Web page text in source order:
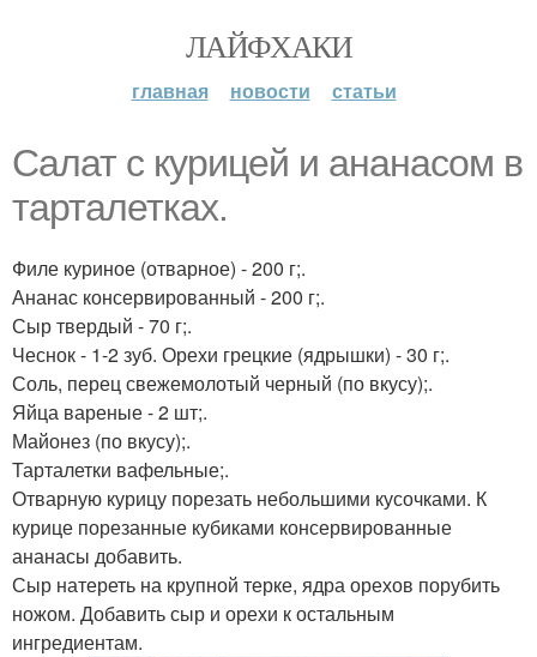
ЛАЙФХАКИ
главная новости статьи
Салат с курицей и ананасом в
тарталетках.
Филе куриное (отварное) - 200 г;.
Ананас консервированный - 200 г;.
Сыр твердый - 70 г;.
Чеснок - 1-2 зуб. Орехи грецкие (ядрышки) - 30 г;.
Соль, перец свежемолотый черный (по вкусу);.
Яйца вареные - 2 шт;.
Майонез (по вкусу);.
Тарталетки вафельные;.
Отварную курицу порезать небольшими кусочками. К
курице порезанные кубиками консервированные
ананасы добавить.
Сыр натереть на крупной терке, ядра орехов порубить
ножом. Добавить сыр и орехи к остальным
ингредиентам.